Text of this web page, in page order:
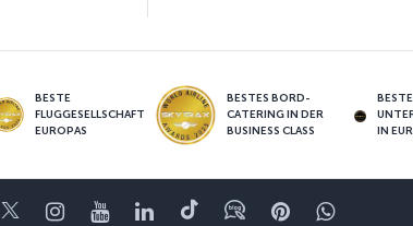
BESTE
FLUGGESELLSCHAFT
EUROPAS
BESTES BORD-
CATERING IN DER
BUSINESS CLASS
IN
TwitterInstagram
YouTubeLinkedIn
TikTokBlogPinterest